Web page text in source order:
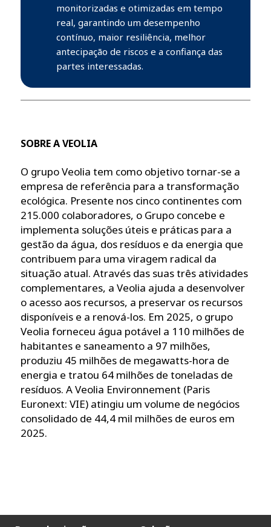
monitorizadas e otimizadas em tempo
real, garantindo um desempenho
contínuo, maior resiliência, melhor
antecipação de riscos e a confiança das
partes interessadas.
SOBRE A VEOLIA
O grupo Veolia tem como objetivo tornar-se a
empresa de referência para a transformação
ecológica. Presente nos cinco continentes com
215.000 colaboradores, o Grupo concebe e
implementa soluções úteis e práticas para a
gestão da água, dos resíduos e da energia que
contribuem para uma viragem radical da
situação atual. Através das suas três atividades
complementares, a Veolia ajuda a desenvolver
o acesso aos recursos, a preservar os recursos
disponíveis e a renová-los. Em 2025, o grupo
Veolia forneceu água potável a 110 milhões de
habitantes e saneamento a 97 milhões,
produziu 45 milhões de megawatts-hora de
energia e tratou 64 milhões de toneladas de
resíduos. A Veolia Environnement (Paris
Euronext: VIE) atingiu um volume de negócios
consolidado de 44,4 mil milhões de euros em
2025.